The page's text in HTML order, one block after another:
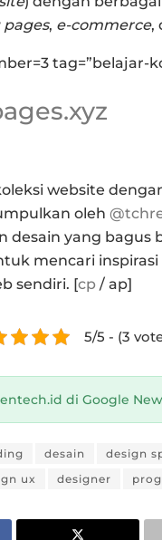
, e-commerce,
tag=”belajar-
website
oleh
desain yang bagus
mencari inspirasi
sendiri. [cp / ap]
5/5 - (3
di Google
desain
design
ux designer